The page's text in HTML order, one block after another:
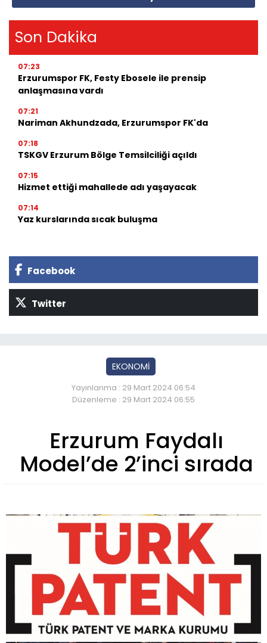
Son Dakika
07:23
Erzurumspor FK, Festy Ebosele ile prensip
anlaşmasına vardı
07:21
Nariman Akhundzada, Erzurumspor FK'da
07:18
TSKGV Erzurum Bölge Temsilciliği açıldı
07:15
Hizmet ettiği mahallede adı yaşayacak
07:14
Yaz kurslarında sıcak buluşma
Facebook
Twitter
EKONOMİ
Yayınlanma : 29 Mart 2024 06:54
Düzenleme : 29 Mart 2024 06:55
Erzurum Faydalı
Model’de 2’inci sırada